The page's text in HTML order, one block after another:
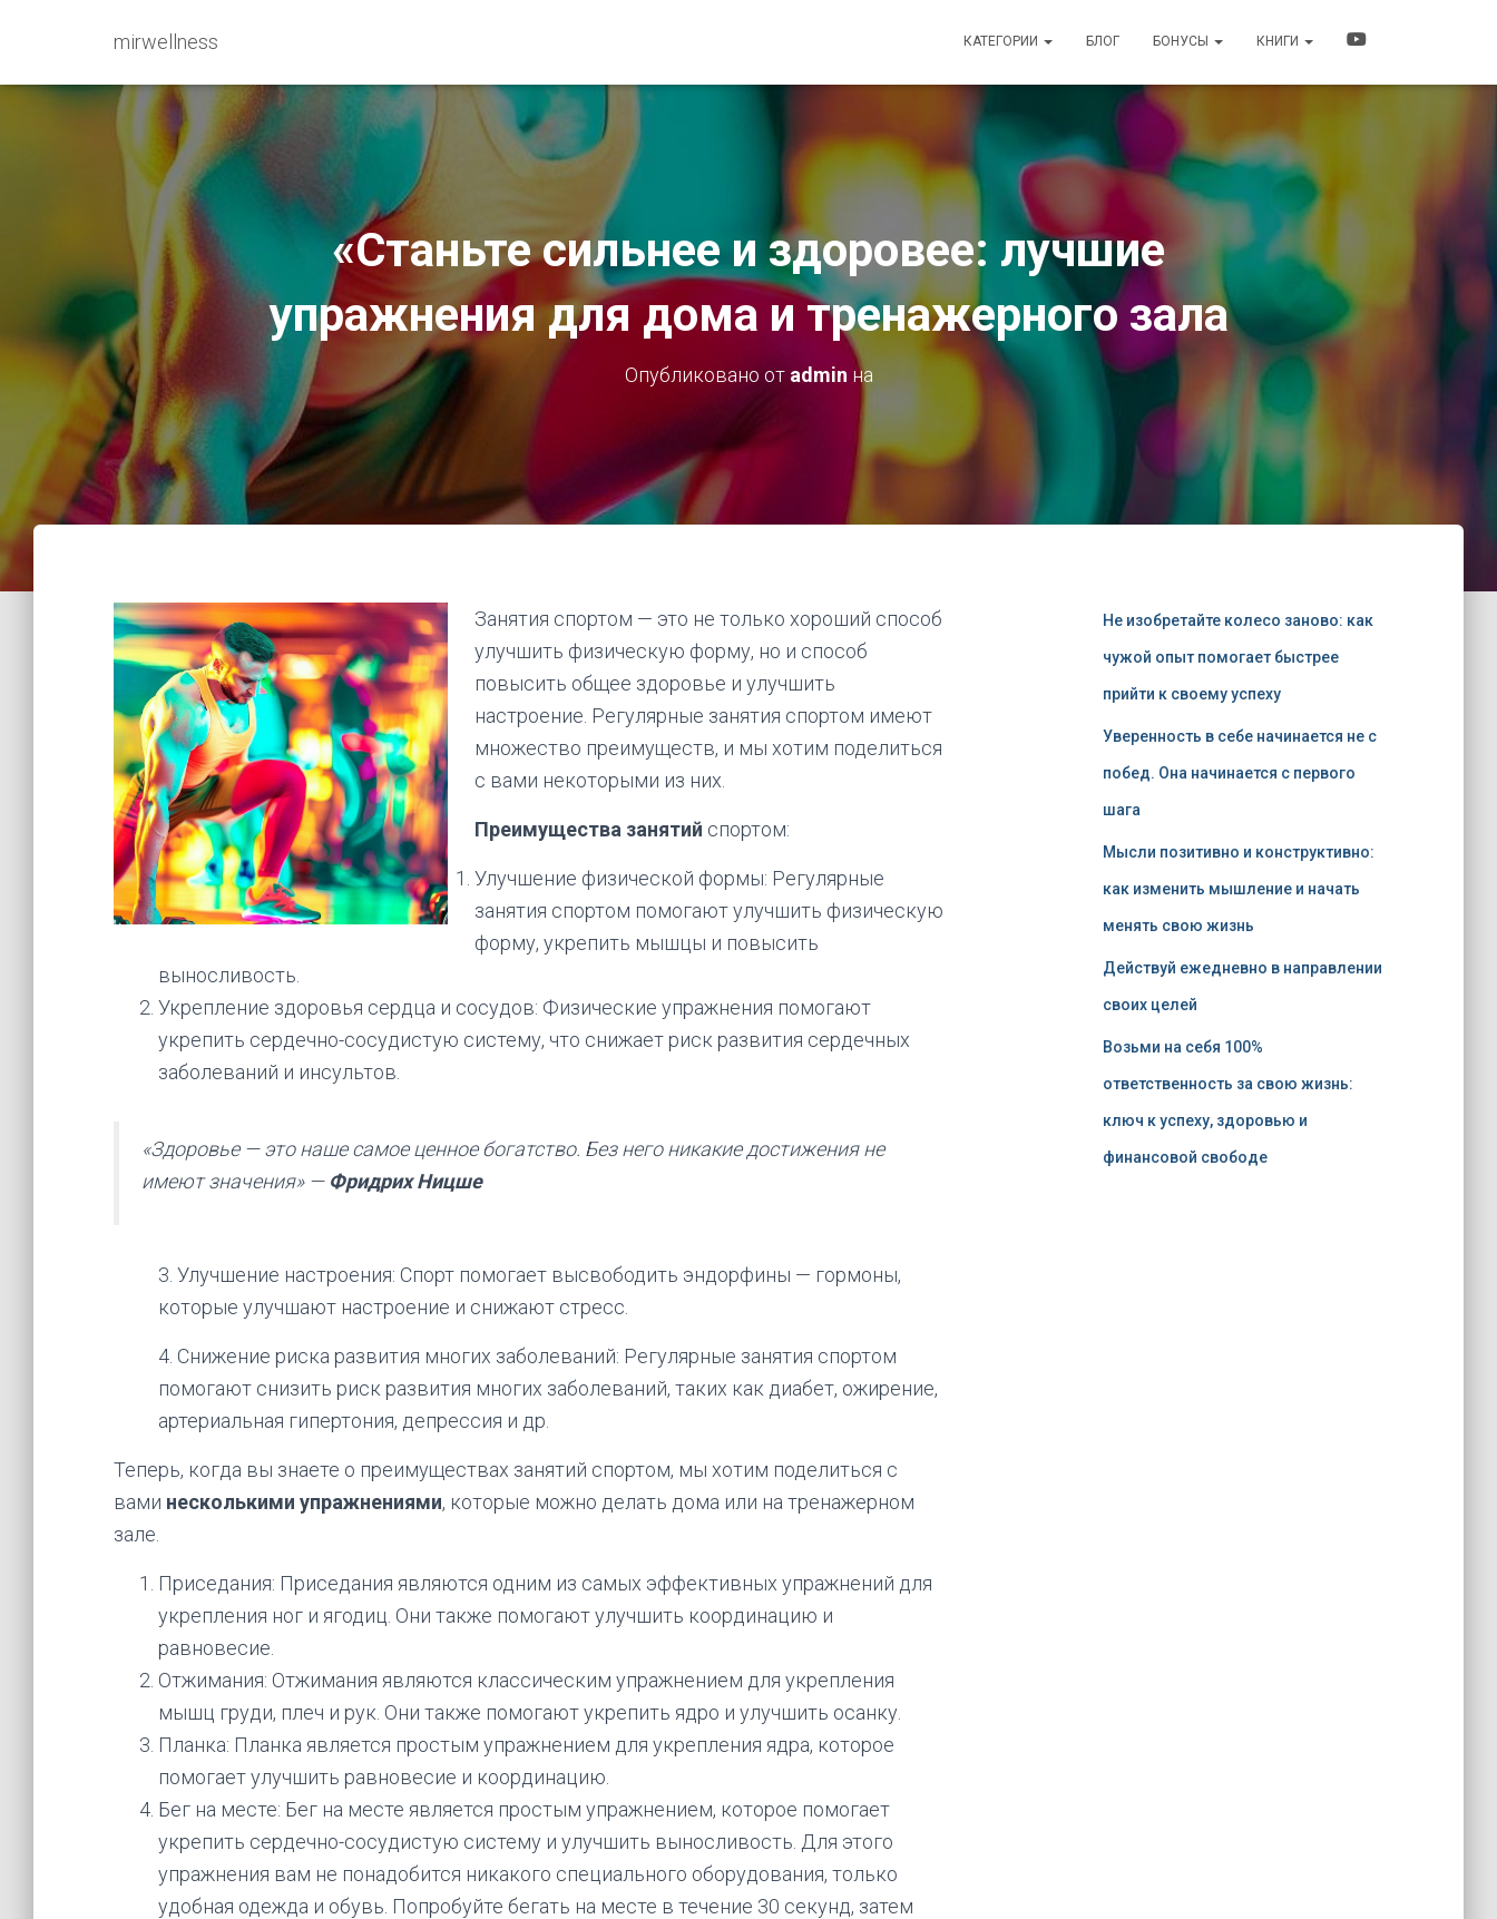
mirwellness КАТЕГОРИИ БЛОГ БОНУСЫ КНИГИ
«Станьте сильнее и здоровее: лучшие
упражнения для дома и тренажерного зала
Опубликовано от admin на
Занятия спортом — это не только хороший способ
улучшить физическую форму, но и способ
повысить общее здоровье и улучшить
настроение. Регулярные занятия спортом имеют
множество преимуществ, и мы хотим поделиться
с вами некоторыми из них.
Преимущества занятий спортом:
Улучшение физической формы: Регулярные
занятия спортом помогают улучшить физическую
форму, укрепить мышцы и повысить
выносливость.
Укрепление здоровья сердца и сосудов: Физические упражнения помогают
укрепить сердечно-сосудистую систему, что снижает риск развития сердечных
заболеваний и инсультов.
«Здоровье — это наше самое ценное богатство. Без него никакие достижения не
имеют значения» — Фридрих Ницше
3. Улучшение настроения: Спорт помогает высвободить эндорфины — гормоны,
которые улучшают настроение и снижают стресс.
4. Снижение риска развития многих заболеваний: Регулярные занятия спортом
помогают снизить риск развития многих заболеваний, таких как диабет, ожирение,
артериальная гипертония, депрессия и др.
Теперь, когда вы знаете о преимуществах занятий спортом, мы хотим поделиться с
вами несколькими упражнениями, которые можно делать дома или на тренажерном
зале.
Приседания: Приседания являются одним из самых эффективных упражнений для
укрепления ног и ягодиц. Они также помогают улучшить координацию и
равновесие.
Отжимания: Отжимания являются классическим упражнением для укрепления
мышц груди, плеч и рук. Они также помогают укрепить ядро и улучшить осанку.
Планка: Планка является простым упражнением для укрепления ядра, которое
помогает улучшить равновесие и координацию.
Бег на месте: Бег на месте является простым упражнением, которое помогает
укрепить сердечно-сосудистую систему и улучшить выносливость. Для этого
упражнения вам не понадобится никакого специального оборудования, только
удобная одежда и обувь. Попробуйте бегать на месте в течение 30 секунд, затем
Не изобретайте колесо заново: как
чужой опыт помогает быстрее
прийти к своему успеху
Уверенность в себе начинается не с
побед. Она начинается с первого
шага
Мысли позитивно и конструктивно:
как изменить мышление и начать
менять свою жизнь
Действуй ежедневно в направлении
своих целей
Возьми на себя 100%
ответственность за свою жизнь:
ключ к успеху, здоровью и
финансовой свободе